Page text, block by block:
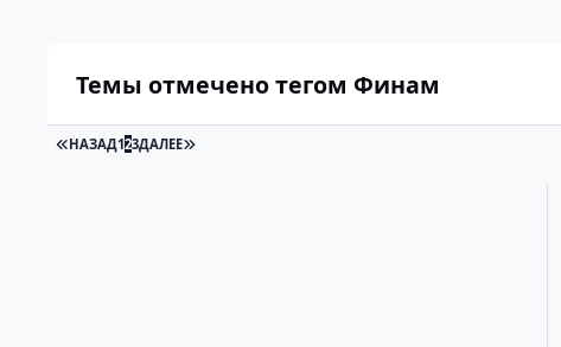
Темы отмечено тегом Финам
НАЗАД123ДАЛЕЕ